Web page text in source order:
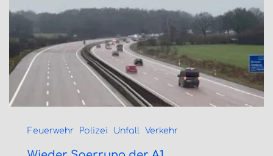
Feuerwehr Polizei Unfall Verkehr